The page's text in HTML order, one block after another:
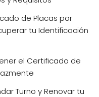
de Placas por
tu Identificación
el Certificado de
Turno y Renovar tu